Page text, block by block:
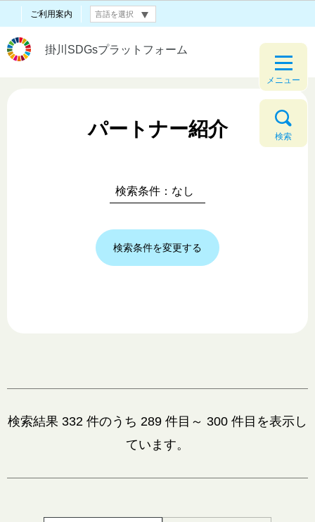
ご利用案内
掛川SDGsプラットフォーム
メニュー
検索
パートナー紹介
検索条件：なし
検索条件を変更する
検
果
検索結果 332 件のうち 289 件目～ 300 件目を表示し
ています。